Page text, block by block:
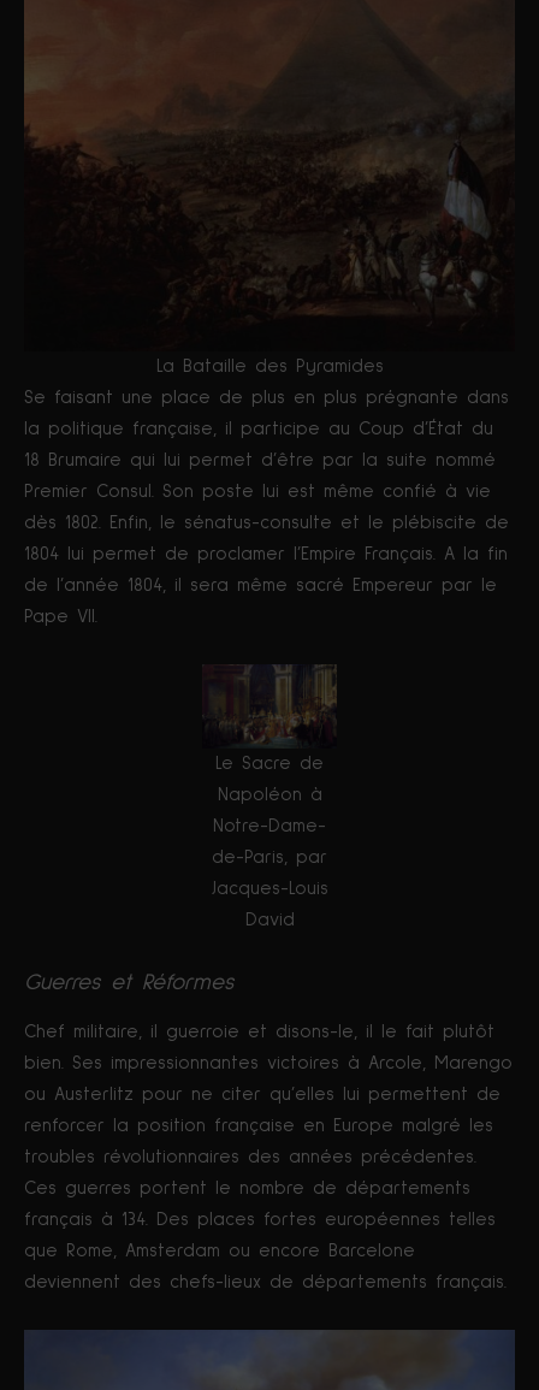
La Bataille des Pyramides
Se faisant une place de plus en plus prégnante dans
la politique française, il participe au Coup d’État du
18 Brumaire qui lui permet d’être par la suite nommé
Premier Consul. Son poste lui est même confié à vie
dès 1802. Enfin, le sénatus-consulte et le plébiscite de
1804 lui permet de proclamer l’Empire Français. A la fin
de l’année 1804, il sera même sacré Empereur par le
Pape VII.
Le Sacre de
Napoléon à
Notre-Dame-
de-Paris, par
Jacques-Louis
David
Guerres et Réformes
Chef militaire, il guerroie et disons-le, il le fait plutôt
bien. Ses impressionnantes victoires à Arcole, Marengo
ou Austerlitz pour ne citer qu’elles lui permettent de
renforcer la position française en Europe malgré les
troubles révolutionnaires des années précédentes.
Ces guerres portent le nombre de départements
français à 134. Des places fortes européennes telles
que Rome, Amsterdam ou encore Barcelone
deviennent des chefs-lieux de départements français.